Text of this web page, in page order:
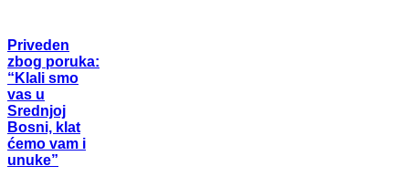
Priveden
zbog poruka:
“Klali smo
vas u
Srednjoj
Bosni, klat
ćemo vam i
unuke”